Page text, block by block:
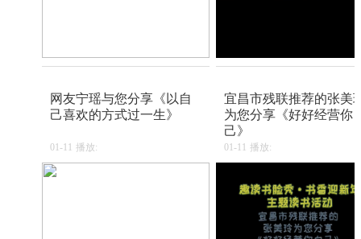
网友宁瑶与您分享《以自
己喜欢的方式过一生》
01-11 播放:
宜昌市残联推荐的张美
为您分享《好好经营你
己》
01-11 播放: